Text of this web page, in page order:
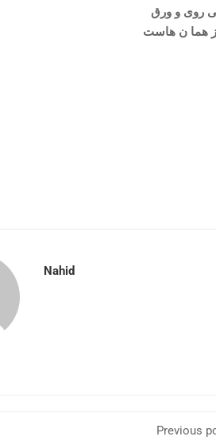
روی و ورق
هما ن هاست
Nahid
Previous